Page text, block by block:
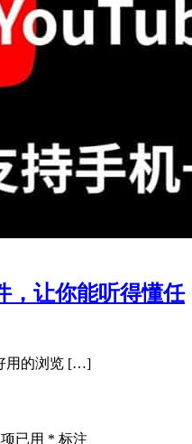
，让你能听得懂任
用的浏览 […]
已用 * 标注